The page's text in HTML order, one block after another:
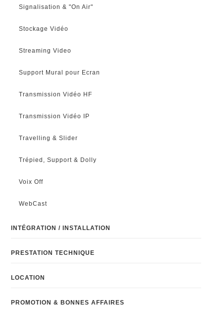
Signalisation & "On Air"
Stockage Vidéo
Streaming Video
Support Mural pour Ecran
Transmission Vidéo HF
Transmission Vidéo IP
Travelling & Slider
Trépied, Support & Dolly
Voix Off
WebCast
INTÉGRATION / INSTALLATION
PRESTATION TECHNIQUE
LOCATION
PROMOTION & BONNES AFFAIRES